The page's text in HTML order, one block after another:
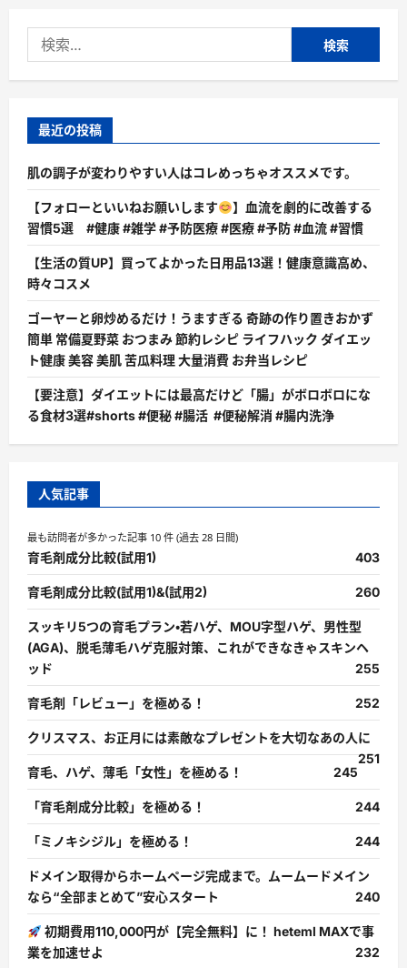
索:
最近の投稿
肌の調子が変わりやすい人はコレめっちゃオススメです。
【フォローといいねお願いします
】血流を劇的に改善する
習慣5選 #健康 #雑学 #予防医療 #医療 #予防 #血流 #習慣
【生活の質UP】買ってよかった日用品13選！健康意識高め、
時々コスメ
ゴーヤーと卵炒めるだけ！うますぎる 奇跡の作り置きおかず
簡単 常備夏野菜 おつまみ 節約レシピ ライフハック ダイエッ
ト健康 美容 美肌 苦瓜料理 大量消費 お弁当レシピ
【要注意】ダイエットには最高だけど「腸」がボロボロにな
る食材3選#shorts #便秘 #腸活 #便秘解消 #腸内洗浄
人気記事
最も訪問者が多かった記事 10 件 (過去 28 日間)
育毛剤成分比較(試用1) 403
育毛剤成分比較(試用1)&(試用2) 260
スッキリ5つの育毛プラン・若ハゲ、MOU字型ハゲ、男性型
(AGA)、脱毛薄毛ハゲ克服対策、これができなきゃスキンヘ
ッド
255
育毛剤「レビュー」を極める！ 252
クリスマス、お正月には素敵なプレゼントを大切なあの人に
251
育毛、ハゲ、薄毛「女性」を極める！
245
「育毛剤成分比較」を極める！ 244
「ミノキシジル」を極める！ 244
ドメイン取得からホームページ完成まで。ムームードメイン
なら“全部まとめて”安心スタート
240
初期費用110,000円が【完全無料】に！ heteml MAXで事
業を加速せよ
232